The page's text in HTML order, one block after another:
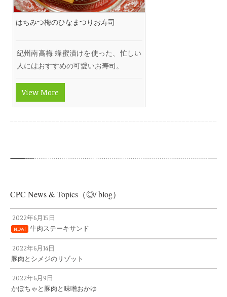
はちみつ梅のひなまつりお寿司
紀州南高梅 蜂蜜漬けを使った、忙しい
人にはおすすめの可愛いお寿司。
View More
CPC News & Topics（◎/ blog）
2022年6月15日
NEW! 牛肉ステーキサンド
2022年6月14日
豚肉とシメジのリゾット
2022年6月9日
かぼちゃと豚肉と味噌おかゆ